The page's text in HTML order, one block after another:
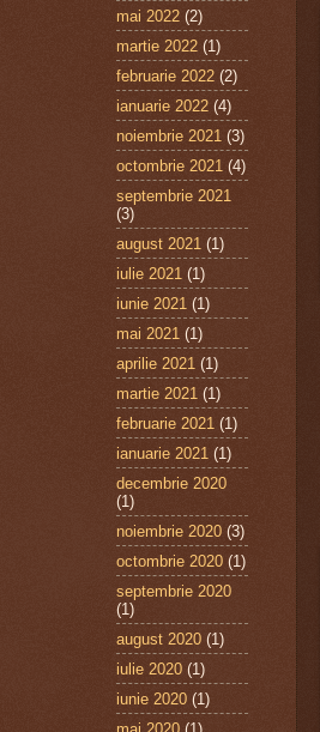
mai 2022 (2)
martie 2022 (1)
februarie 2022 (2)
ianuarie 2022 (4)
noiembrie 2021 (3)
octombrie 2021 (4)
septembrie 2021
(3)
august 2021 (1)
iulie 2021 (1)
iunie 2021 (1)
mai 2021 (1)
aprilie 2021 (1)
martie 2021 (1)
februarie 2021 (1)
ianuarie 2021 (1)
decembrie 2020
(1)
noiembrie 2020 (3)
octombrie 2020 (1)
septembrie 2020
(1)
august 2020 (1)
iulie 2020 (1)
iunie 2020 (1)
mai 2020 (1)